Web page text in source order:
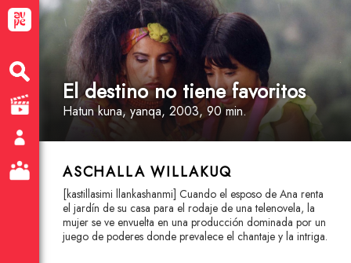
El destino no tiene favoritos
Hatun kuna, yanqa, 2003, 90 min.
ASCHALLA WILLAKUQ
[kastillasimi llankashanmi] Cuando el esposo de Ana renta
el jardín de su casa para el rodaje de una telenovela, la
mujer se ve envuelta en una producción dominada por un
juego de poderes donde prevalece el chantaje y la intriga.